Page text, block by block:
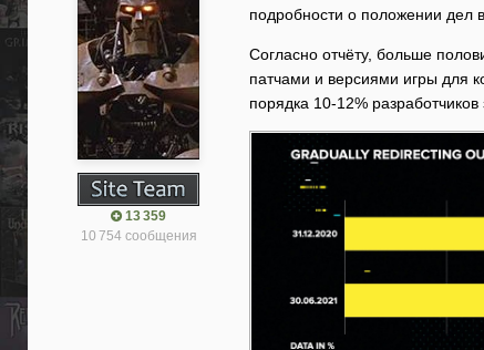
13 359
10 754 сообщения
подробности о положении дел
Согласно отчёту, больше
патчами и версиями игры для
порядка 10-12%